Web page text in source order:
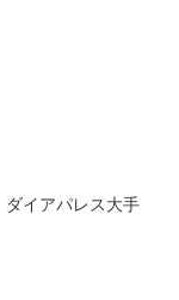
イアパレス大手